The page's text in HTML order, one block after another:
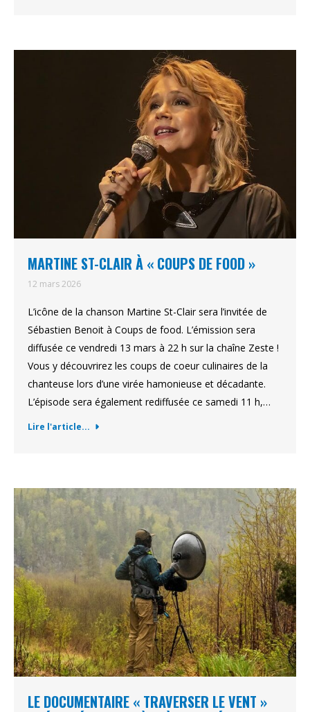
MARTINE ST-CLAIR À « COUPS DE FOOD »
12 mars 2026
L’icône de la chanson Martine St-Clair sera l’invitée de
Sébastien Benoit à Coups de food. L’émission sera
diffusée ce vendredi 13 mars à 22 h sur la chaîne Zeste !
Vous y découvrirez les coups de coeur culinaires de la
chanteuse lors d’une virée hamonieuse et décadante.
L’épisode sera également rediffusée ce samedi 11 h,…
Lire l'article...
LE DOCUMENTAIRE « TRAVERSER LE VENT »